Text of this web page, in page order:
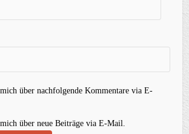
über nachfolgende Kommentare via E-
über neue Beiträge via E-Mail.